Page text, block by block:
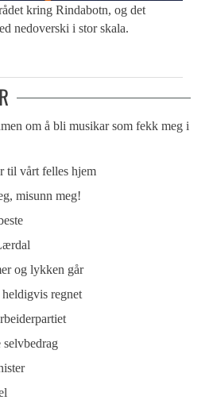
kring Rindabotn, og det
nedoverski i stor skala.
om å bli musikar som fekk meg i
til vårt felles hjem
misunn meg!
og lykken går
regnet
selvbedrag